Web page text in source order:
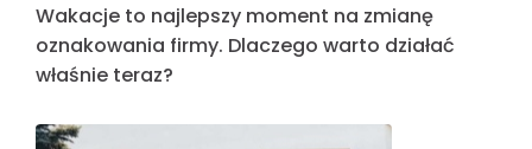
Wakacje to najlepszy moment na zmianę
oznakowania firmy. Dlaczego warto działać
właśnie teraz?